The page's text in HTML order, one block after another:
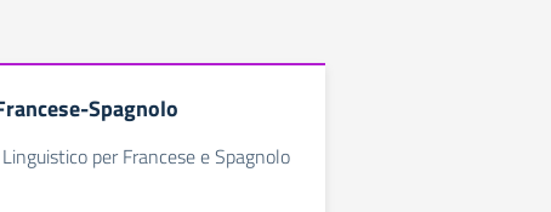
Spagnolo
per Francese e Spagnolo